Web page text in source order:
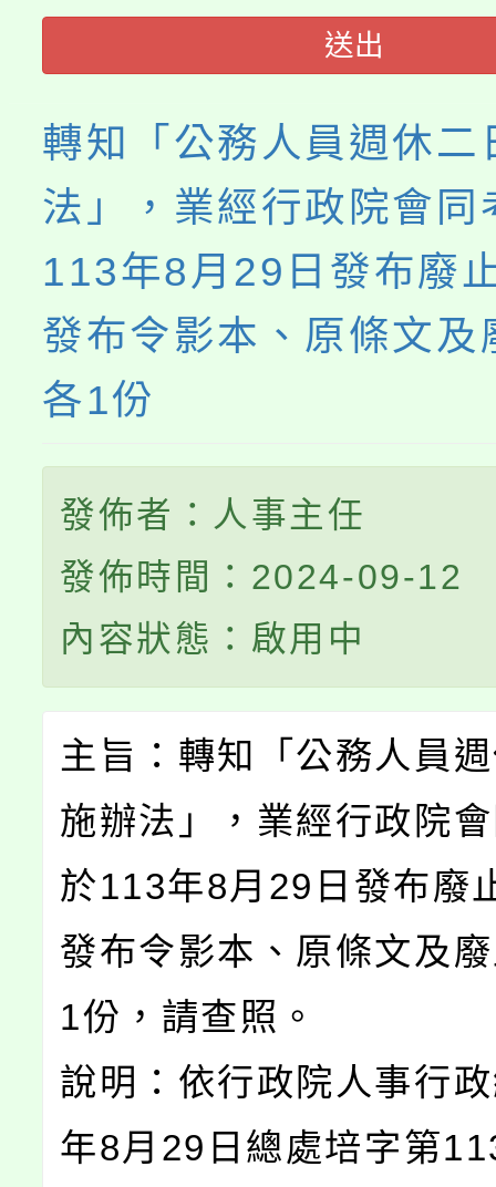
程，歡迎學生輔導中心
系所師生報名參加。
送出
轉知「公務人員週休二
法」，業經行政院會同
113年8月29日發布廢
發布令影本、原條文及
各1份
發佈者：人事主任
發佈時間：2024-09-12
內容狀態：啟用中
主旨：轉知「公務人員
施辦法」，業經行政院
於113年8月29日發布廢
發布令影本、原條文及
1份，請查照。
說明：依行政院人事行
年8月29日總處培字第